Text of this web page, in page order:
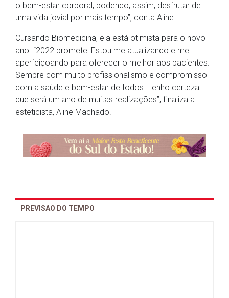
o bem-estar corporal, podendo, assim, desfrutar de
uma vida jovial por mais tempo”, conta Aline.
Cursando Biomedicina, ela está otimista para o novo
ano. “2022 promete! Estou me atualizando e me
aperfeiçoando para oferecer o melhor aos pacientes.
Sempre com muito profissionalismo e compromisso
com a saúde e bem-estar de todos. Tenho certeza
que será um ano de muitas realizações”, finaliza a
esteticista, Aline Machado.
PREVISAO DO TEMPO